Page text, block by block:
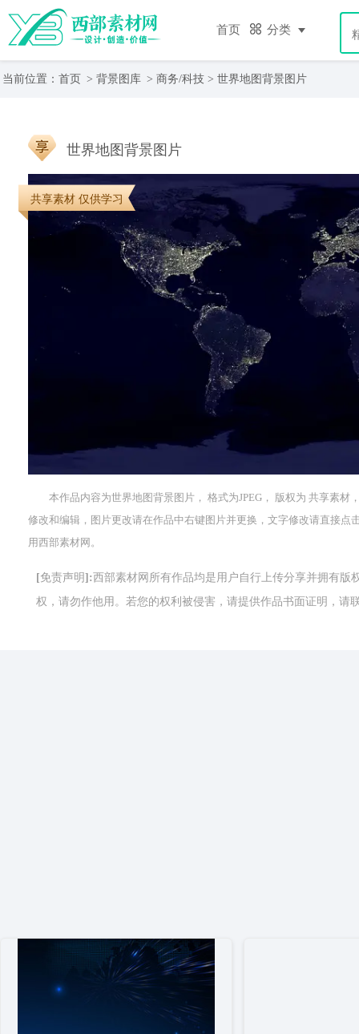
首页 分类
当前位置： 首页 > 背景图库 > 商务/科技 > 世界地图背景图片
共享素材 仅供学习
世界地图背景图片
本作品内容为世界地图背景图片， 格式为JPEG， 版权为 共享素
修改和编辑，图片更改请在作品中右键图片并更换，文字修改请直接
用西部素材网。
[免责声明]:西部素材网所有作品均是用户自行上传分享并拥有
权，请勿作他用。若您的权利被侵害，请提供作品书面证明，请